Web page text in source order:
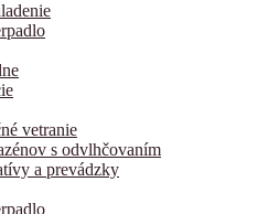
vetranie
s odvlhčovaním
a prevádzky